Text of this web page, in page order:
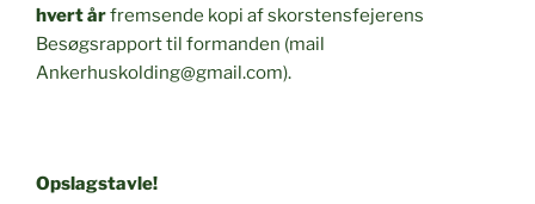
hvert årfremsende kopi af skorstensfejerens
Besøgsrapport til formanden (mail
Ankerhuskolding@gmail.com).
Opslagstavle!